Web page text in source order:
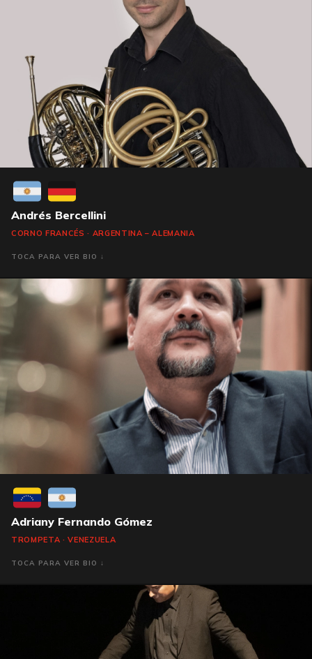
Andrés Bercellini
CORNO FRANCÉS · ARGENTINA – ALEMANIA
Adriany Fernando Gómez
TROMPETA · VENEZUELA